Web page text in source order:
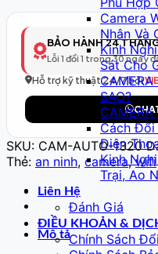
Camera
Nhân Và
Kinh
Sát Cho
SAO?
Cách Đổi
Điện
Kinh
Trại, Ao
Liên Hệ
Đánh Giá
ĐIỀU KHOẢN &
Chính Sách
Thông
Model
321
–
Full
HD
số
BẢO HÀNH 24
Lỗi 1 đổi 1 trong 30 ngày
Hỗ trợ kỹ thuật 24/7 bởi
SKU: CAM-AUTO-1320
Thẻ: an ninh, camera,wifi
Mô tả